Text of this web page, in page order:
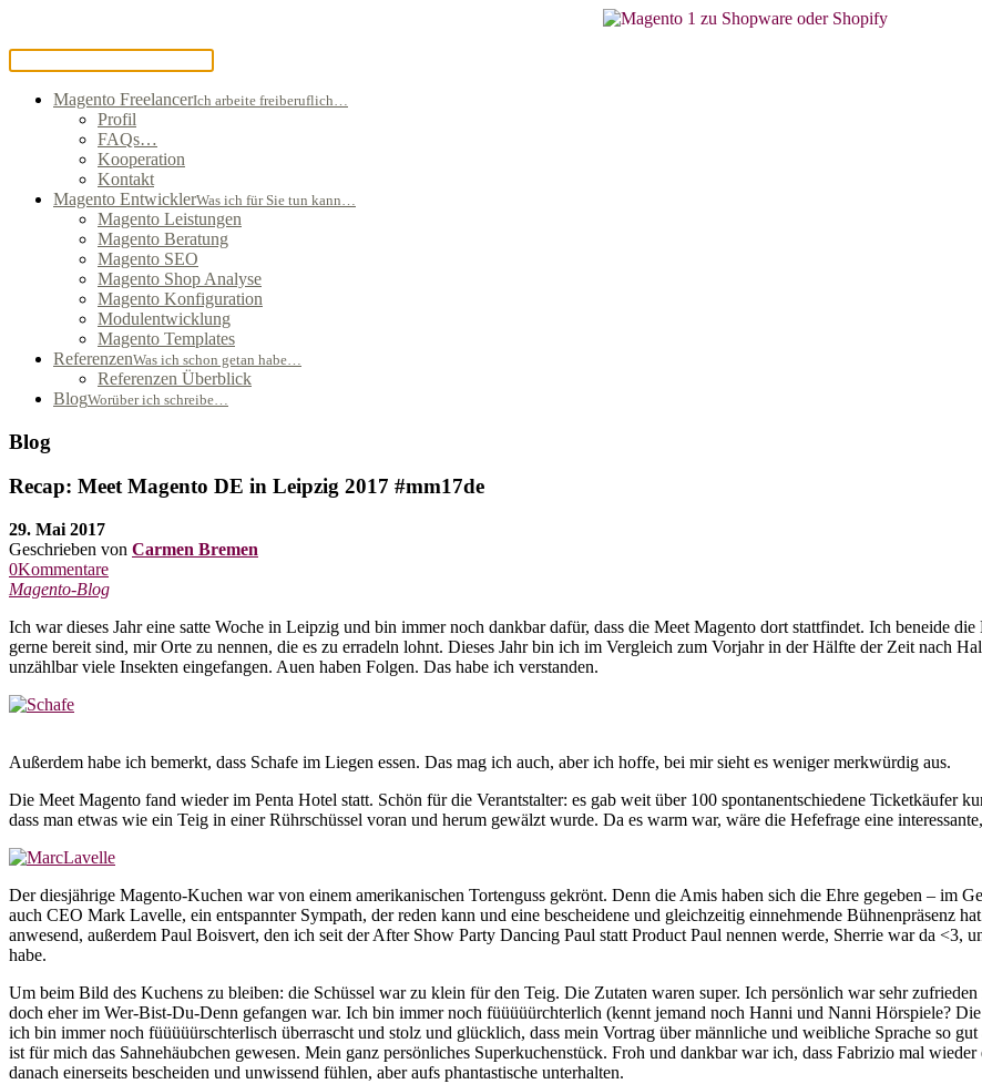
Magento FreelancerIch arbeite freiberuflich…
Profil
FAQs…
Kooperation
Kontakt
Magento EntwicklerWas ich für Sie tun kann…
Magento Leistungen
Magento Beratung
Magento SEO
Magento Shop Analyse
Magento Konfiguration
Modulentwicklung
Magento Templates
ReferenzenWas ich schon getan habe…
Referenzen Überblick
BlogWorüber ich schreibe…
Blog
Recap: Meet Magento DE in Leipzig 2017 #mm17de
29. Mai 2017
Geschrieben von Carmen Bremen
0Kommentare
Magento-Blog
Ich war dieses Jahr eine satte Woche in Leipzig und bin immer noch dankbar dafür, dass die Meet Magento dort stattfindet. Ich beneide
gerne bereit sind, mir Orte zu nennen, die es zu erradeln lohnt. Dieses Jahr bin ich im Vergleich zum Vorjahr in der Hälfte der Zeit nach
unzählbar viele Insekten eingefangen. Auen haben Folgen. Das habe ich verstanden.
Außerdem habe ich bemerkt, dass Schafe im Liegen essen. Das mag ich auch, aber ich hoffe, bei mir sieht es weniger merkwürdig aus.
Die Meet Magento fand wieder im Penta Hotel statt. Schön für die Verantstalter: es gab weit über 100 spontanentschiedene Ticketkäufer
dass man etwas wie ein Teig in einer Rührschüssel voran und herum gewälzt wurde. Da es warm war, wäre die Hefefrage eine
Der diesjährige Magento-Kuchen war von einem amerikanischen Tortenguss gekrönt. Denn die Amis haben sich die Ehre gegeben – im
auch CEO Mark Lavelle, ein entspannter Sympath, der reden kann und eine bescheidene und gleichzeitig einnehmende Bühnenpräsenz
anwesend, außerdem Paul Boisvert, den ich seit der After Show Party Dancing Paul statt Product Paul nennen werde, Sherrie war da <3,
habe.
Um beim Bild des Kuchens zu bleiben: die Schüssel war zu klein für den Teig. Die Zutaten waren super. Ich persönlich war sehr
doch eher im Wer-Bist-Du-Denn gefangen war. Ich bin immer noch füüüüürchterlich (kennt jemand noch Hanni und Nanni Hörspiele?
ich bin immer noch füüüüürschterlisch überrascht und stolz und glücklich, dass mein Vortrag über männliche und weibliche Sprache so
ist für mich das Sahnehäubchen gewesen. Mein ganz persönliches Superkuchenstück. Froh und dankbar war ich, dass Fabrizio mal
danach einerseits bescheiden und unwissend fühlen, aber aufs phantastische unterhalten.